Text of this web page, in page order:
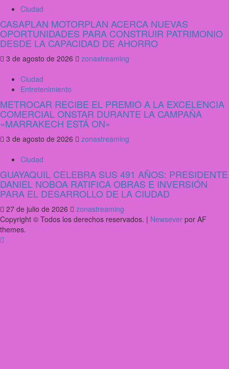
Ciudad
CASAPLAN MOTORPLAN ACERCA NUEVAS
OPORTUNIDADES PARA CONSTRUIR PATRIMONIO
DESDE LA CAPACIDAD DE AHORRO
3 de agosto de 2026
zonastreaming
Ciudad
Entretenimiento
METROCAR RECIBE EL PREMIO A LA EXCELENCIA
COMERCIAL ONSTAR DURANTE LA CAMPAÑA
«MARRAKECH ESTÁ ON»
3 de agosto de 2026
zonastreaming
Ciudad
GUAYAQUIL CELEBRA SUS 491 AÑOS: PRESIDENTE
DANIEL NOBOA RATIFICA OBRAS E INVERSIÓN
PARA EL DESARROLLO DE LA CIUDAD
27 de julio de 2026
zonastreaming
Copyright © Todos los derechos reservados. | Newsever por AF
themes.